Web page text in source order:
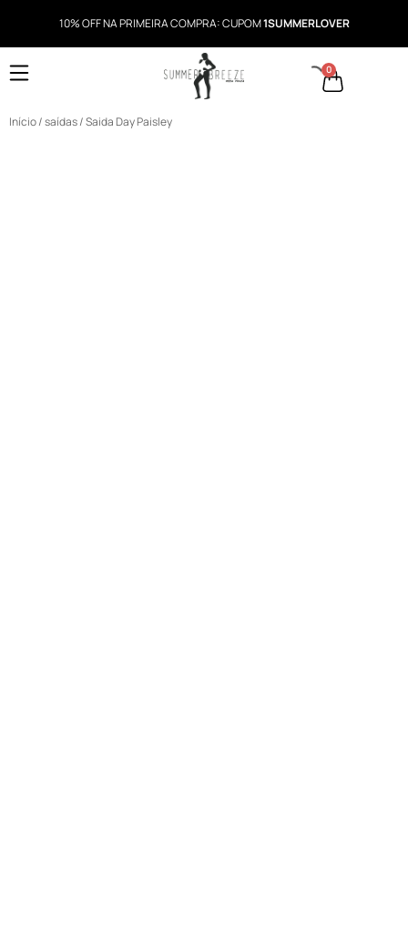
10% OFF NA PRIMEIRA COMPRA: CUPOM1SUMMERLOVER
0
Início/saídas/ Saida Day Paisley